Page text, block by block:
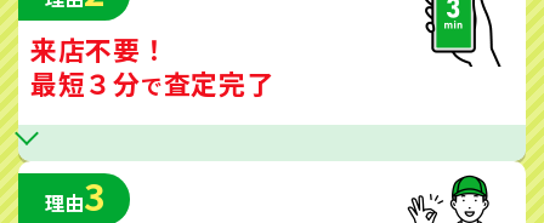
来店不要！
最短３分で査定完了
理由3